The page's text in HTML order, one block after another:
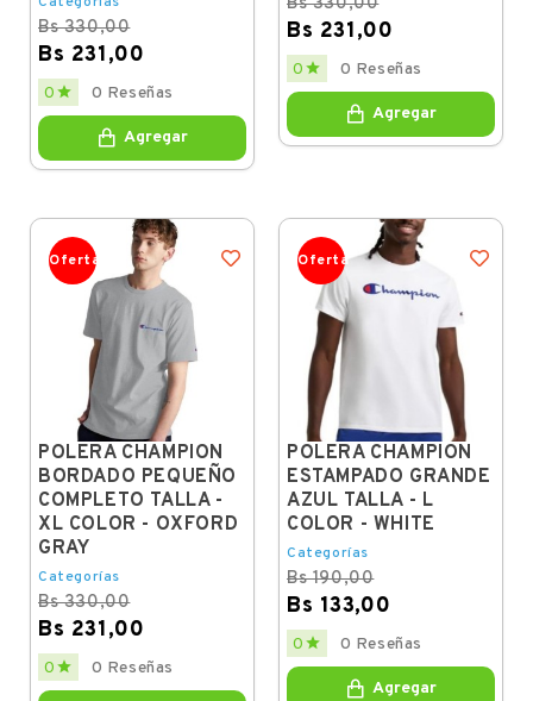
Bs 330,00
Bs 231,00
Regular
price
Price
0  0 Reseñas
Agregar
Bs 330,00
Bs 231,00
Regular
price
Price
0  0 Reseñas
Agregar
Oferta
POLERA CHAMPION
BORDADO PEQUEÑO
COMPLETO TALLA -
XL COLOR - OXFORD
GRAY
Categorías
Bs 330,00
Bs 231,00
Regular
price
Price
0  0 Reseñas
Oferta
POLERA CHAMPION
ESTAMPADO GRANDE
AZUL TALLA - L
COLOR - WHITE
Categorías
Bs 190,00
Bs 133,00
Regular
price
Price
0  0 Reseñas
Agregar